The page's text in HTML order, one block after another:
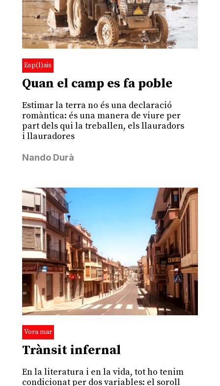
Esp(l)ais
Quan el camp es fa poble
Estimar la terra no és una declaració
romàntica: és una manera de viure per
part dels qui la treballen, els llauradors
i llauradores
Nando Durà
Vora mar
Trànsit infernal
En la literatura i en la vida, tot ho tenim
condicionat per dos variables: el soroll